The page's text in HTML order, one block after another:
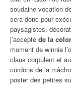
soudaine vocation
sera donc pour
paysagistes,
j’accepte de la
moment de winnie
claus corpulent et
cordons de la
poster des petites